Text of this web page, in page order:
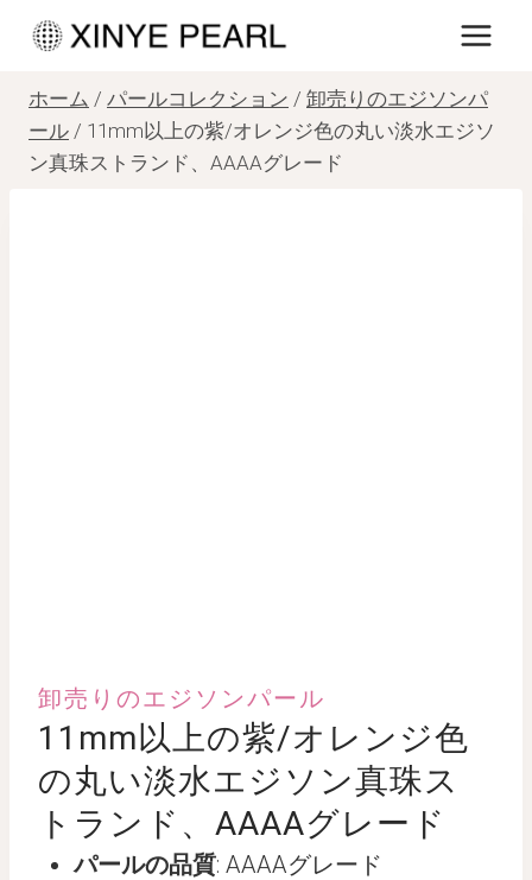
ホーム / パールコレクション / 卸売りのエジソンパ
ール / 11mm以上の紫/オレンジ色の丸い淡水エジソ
ン真珠ストランド、AAAAグレード
卸売りのエジソンパール
11mm以上の紫/オレンジ色
の丸い淡水エジソン真珠ス
トランド、AAAAグレード
パールの品質: AAAAグレード